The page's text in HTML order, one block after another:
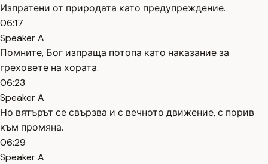
Изпратени от природата като предупреждение.
06:17
Speaker A
Помните, Бог изпраща потопа като наказание за
греховете на хората.
06:23
Speaker A
Но вятърът се свързва и с вечното движение, с порив
към промяна.
06:29
Speaker A